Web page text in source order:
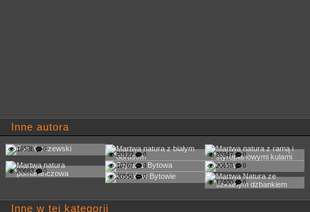
Inne autora
19538 0
20122 0 20347 0
20683 0
19767 0 20659 0
20550 0
17400 0
Inne w tej kategorii